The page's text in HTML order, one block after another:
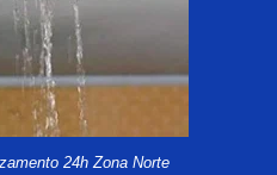
24h Zona Norte